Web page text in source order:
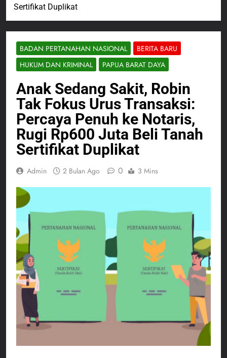
Sertifikat Duplikat
BADAN PERTANAHAN NASIONAL
BERITA BARU
HUKUM DAN KRIMINAL
PAPUA BARAT DAYA
Anak Sedang Sakit, Robin
Tak Fokus Urus Transaksi:
Percaya Penuh ke Notaris,
Rugi Rp600 Juta Beli Tanah
Sertifikat Duplikat
Admin 2 Bulan Ago 0 3 Mins